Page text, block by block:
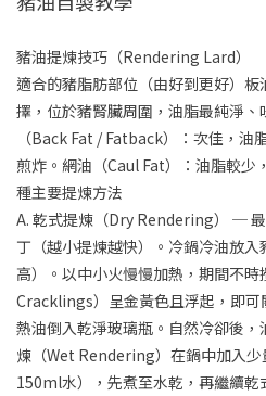
豬油提煉技巧（Rendering Lard）
適合的豬脂肪部位（由好到更好）
擇，位於豬腎臟周圍，油脂最純淨
（Back Fat / Fatback）：次佳，油
煎炸。網油（Caul Fat）：油脂較少
種主要提煉方法
A. 乾式提煉（Dry Rendering） ─
丁（越小提煉越快）。冷鍋冷油放
高）。以中小火慢慢加熱，期間不
Cracklings）呈金黃色且浮起，即可
熱油倒入乾淨玻璃瓶。自然冷卻後
煉（Wet Rendering）在鍋中加入
150ml水），先煮至水乾，再繼續乾